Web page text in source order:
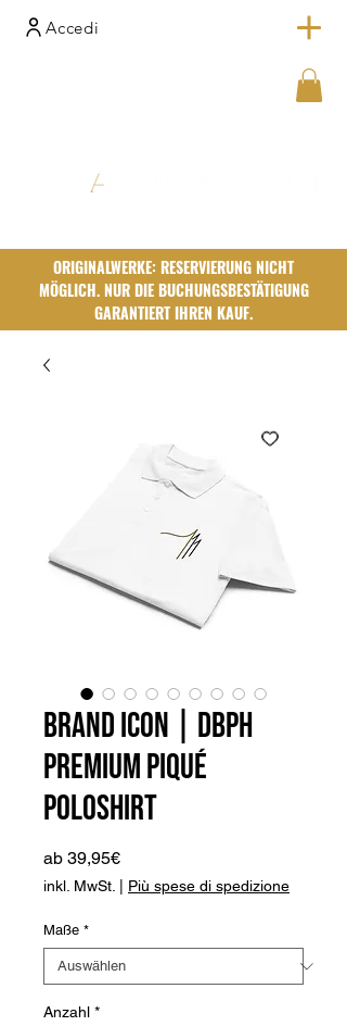
Accedi
ORIGINALWERKE: RESERVIERUNG NICHT
MÖGLICH. NUR DIE BUCHUNGSBESTÄTIGUNG
GARANTIERT IHREN KAUF.
Brand Icon | DBPh
Premium Piqué
Poloshirt
ab 39,95€Sale-
Preis
inkl. MwSt. Più spese di spedizione
Maße *
Anzahl *